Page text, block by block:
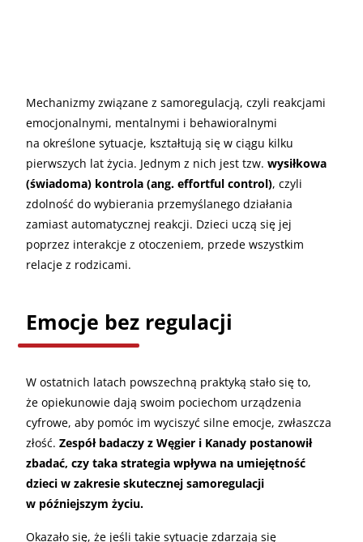
Mechanizmy związane z samoregulacją, czyli reakcjami
emocjonalnymi, mentalnymi i behawioralnymi
na określone sytuacje, kształtują się w ciągu kilku
pierwszych lat życia. Jednym z nich jest tzw. wysiłkowa
(świadoma) kontrola (ang. effortful control), czyli
zdolność do wybierania przemyślanego działania
zamiast automatycznej reakcji. Dzieci uczą się jej
poprzez interakcje z otoczeniem, przede wszystkim
relacje z rodzicami.
Emocje bez regulacji
W ostatnich latach powszechną praktyką stało się to,
że opiekunowie dają swoim pociechom urządzenia
cyfrowe, aby pomóc im wyciszyć silne emocje, zwłaszcza
złość. Zespół badaczy z Węgier i Kanady postanowił
zbadać, czy taka strategia wpływa na umiejętność
dzieci w zakresie skutecznej samoregulacji
w późniejszym życiu.
Okazało się, że jeśli takie sytuacje zdarzają się